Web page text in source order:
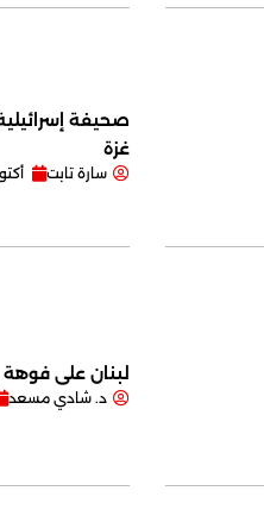
صحيفة
غزة
سارة تابت أكتوبر
لبنان على فوهة
د. شادي مسعد